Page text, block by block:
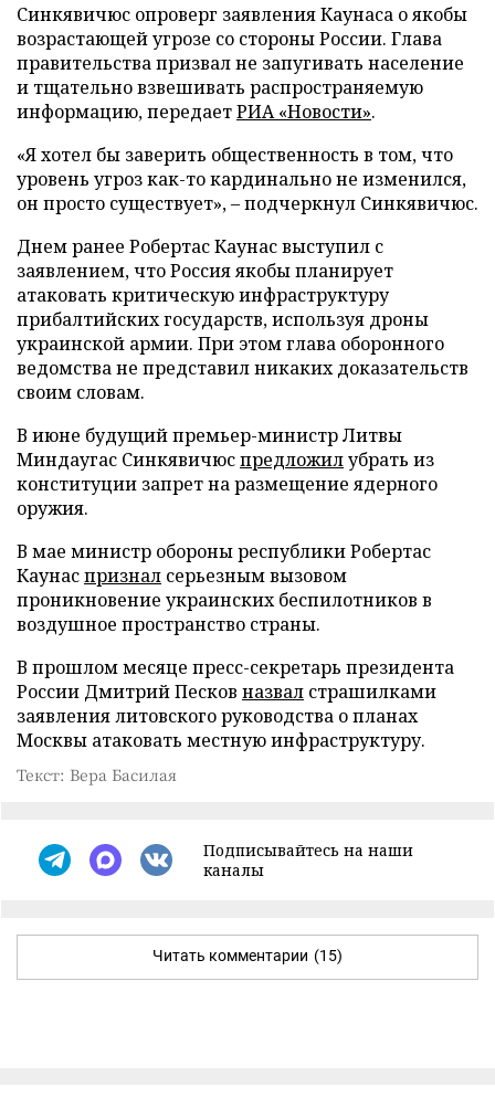
Синкявичюс опроверг заявления Каунаса о якобы
возрастающей угрозе со стороны России. Глава
правительства призвал не запугивать население
и тщательно взвешивать распространяемую
информацию, передаетРИА «Новости».
«Я хотел бы заверить общественность в том, что
уровень угроз как-то кардинально не изменился,
он просто существует», – подчеркнул Синкявичюс.
Днем ранее Робертас Каунас выступил с
заявлением, что Россия якобы планирует
атаковать критическую инфраструктуру
прибалтийских государств, используя дроны
украинской армии. При этом глава оборонного
ведомства не представил никаких доказательств
своим словам.
В июне будущий премьер-министр Литвы
Миндаугас Синкявичюспредложилубрать из
конституции запрет на размещение ядерного
оружия.
В мае министр обороны республики Робертас
Каунаспризнал серьезным вызовом
проникновение украинских беспилотников в
воздушное пространство страны.
В прошлом месяце пресс-секретарь президента
России Дмитрий Песков назвал страшилками
заявления литовского руководства о планах
Москвы атаковать местную инфраструктуру.
Текст: Вера Басилая
Подписывайтесь на наши
каналы
Читать комментарии (15)